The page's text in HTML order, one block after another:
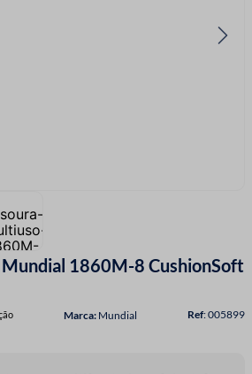
1860M-8 CushionSoft
Mundial :005899